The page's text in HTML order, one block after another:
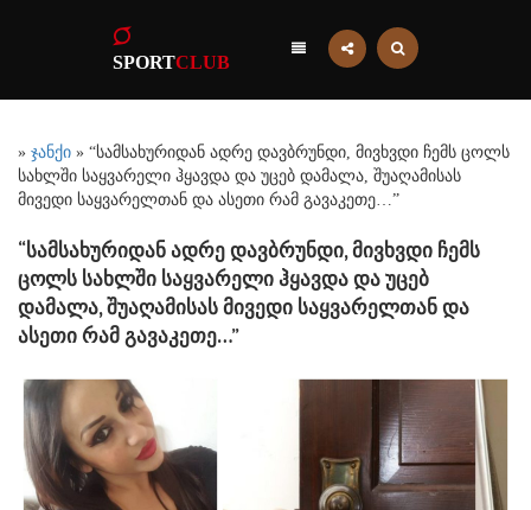
SPORTCLUB
» ჯანქი » “სამსახურიდან ადრე დავბრუნდი, მივხვდი ჩემს ცოლს
სახლში საყვარელი ჰყავდა და უცებ დამალა, შუაღამისას
მივედი საყვარელთან და ასეთი რამ გავაკეთე…”
“სამსახურიდან ადრე დავბრუნდი, მივხვდი ჩემს
ცოლს სახლში საყვარელი ჰყავდა და უცებ
დამალა, შუაღამისას მივედი საყვარელთან და
ასეთი რამ გავაკეთე…”